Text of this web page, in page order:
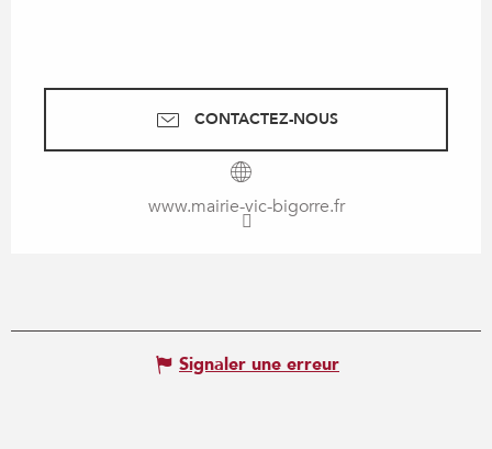
CONTACTEZ-NOUS
www.mairie-vic-bigorre.fr
Signaler une erreur